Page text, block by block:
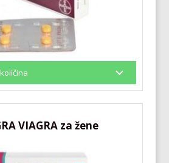
VIAGRA za žene